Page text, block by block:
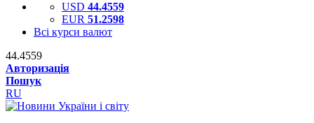
USD 44.4559
EUR 51.2598
Всі курси валют
44.4559
Авторизація
Пошук
RU